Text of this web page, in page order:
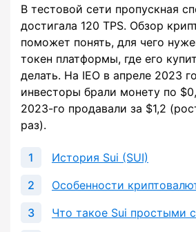
В тестовой сети пропускная
достигала 120 TPS. Обзор
поможет понять, для чего
токен платформы, где его
делать. На IEO в апреле 2023
инвесторы брали монету по
2023-го продавали за $1,2
раз).
История Sui (SUI)
Особенности
Что такое Sui простыми